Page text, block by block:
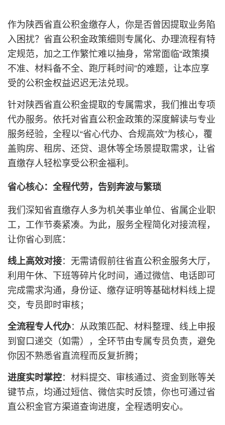
作为陕西省直公积金缴存人，你是否曾因提取业务陷
入困扰？省直公积金政策细则专属化、办理流程有特
定规范，加之工作繁忙难以抽身，常常面临“政策摸
不准、材料备不全、跑厅耗时间”的难题，让本应享
受的公积金权益迟迟无法兑现。
针对陕西省直公积金提取的专属需求，我们推出专项
代办服务。依托对省直公积金政策的深度解读与专业
服务经验，全程以“省心代办、合规高效”为核心，覆
盖购房、租房、还贷、退休等全场景提取需求，让省
直缴存人轻松享受公积金福利。
省心核心：全程代劳，告别奔波与繁琐
我们深知省直缴存人多为机关事业单位、省属企业职
工，工作节奏紧凑。为此，服务全程简化对接流程，
让你省心到底：
线上高效对接：无需请假前往省直公积金服务大厅，
利用午休、下班等碎片化时间，通过微信、电话即可
完成需求沟通，身份证、缴存证明等基础材料线上提
交，专员即时审核；
全流程专人代办：从政策匹配、材料整理、线上申报
到窗口递交（如需），全环节由专属专员负责，避免
你因不熟悉省直流程而反复折腾；
进度实时掌控：材料提交、审核通过、资金到账等关
键节点，均通过短信、微信实时反馈，你也可通过省
直公积金官方渠道查询进度，全程透明安心。